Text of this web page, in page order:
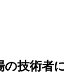
技術者